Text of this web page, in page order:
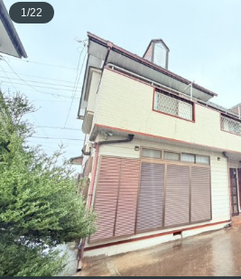
1/22